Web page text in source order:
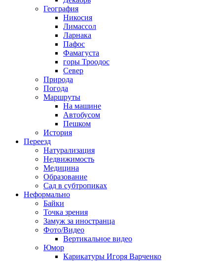
География
Никосия
Лимассол
Ларнака
Пафос
Фамагуста
горы Троодос
Север
Природа
Погода
Маршруты
На машине
Автобусом
Пешком
История
Переезд
Натурализация
Недвижимость
Медицина
Образование
Сад в субтропиках
Неформально
Байки
Точка зрения
Замуж за иностранца
Фото/Видео
Вертикальное видео
Юмор
Карикатуры Игоря Варченко